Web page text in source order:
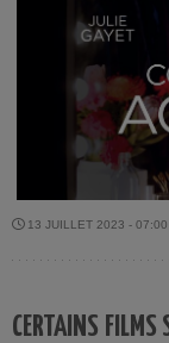
13 JUILLET 2023 - 07:00
CERTAINS FILMS